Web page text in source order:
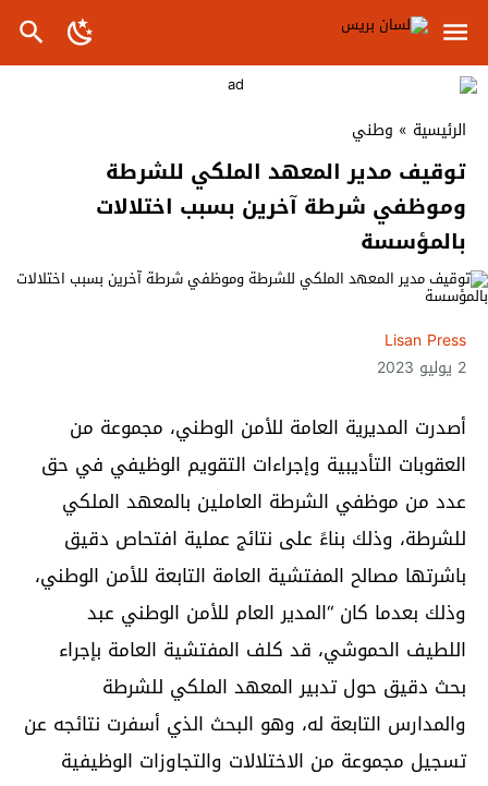
الرئيسية » وطني
توقيف مدير المعهد الملكي للشرطة
وموظفي شرطة آخرين بسبب اختلالات
بالمؤسسة
Lisan Press
2 يوليو 2023
أصدرت المديرية العامة للأمن الوطني، مجموعة من
العقوبات التأديبية وإجراءات التقويم الوظيفي في حق
عدد من موظفي الشرطة العاملين بالمعهد الملكي
للشرطة، وذلك بناءً على نتائج عملية افتحاص دقيق
باشرتها مصالح المفتشية العامة التابعة للأمن الوطني،
وذلك بعدما كان “المدير العام للأمن الوطني عبد
اللطيف الحموشي، قد كلف المفتشية العامة بإجراء
بحث دقيق حول تدبير المعهد الملكي للشرطة
والمدارس التابعة له، وهو البحث الذي أسفرت نتائجه عن
تسجيل مجموعة من الاختلالات والتجاوزات الوظيفية